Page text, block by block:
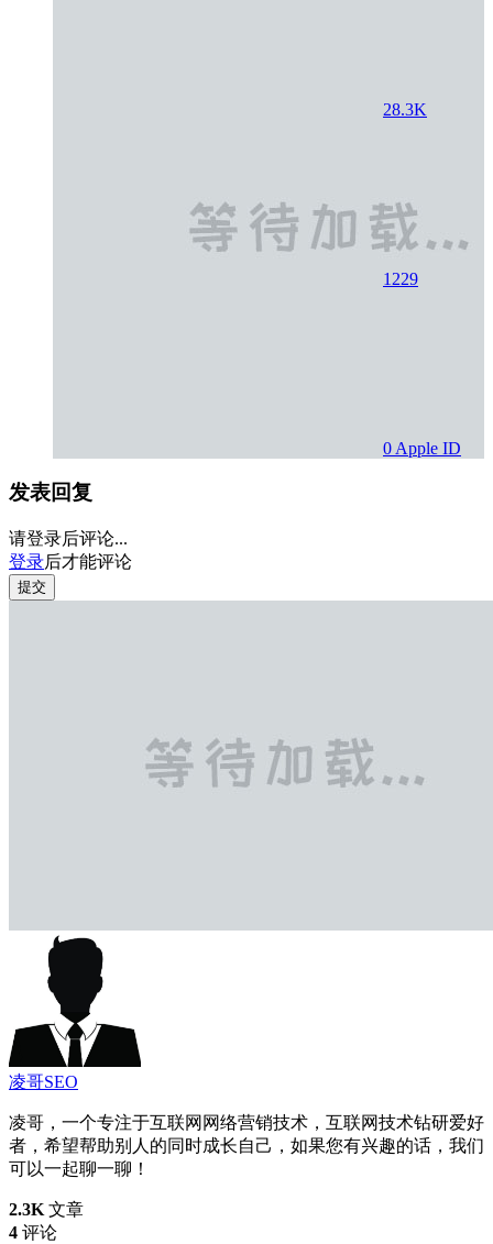
28.3K
1229
0 Apple ID
发表回复
请登录后评论...
登录后才能评论
提交
凌哥SEO
凌哥，一个专注于互联网网络营销技术，互联网技术钻研爱好
者，希望帮助别人的同时成长自己，如果您有兴趣的话，我们
可以一起聊一聊！
2.3K 文章
4 评论